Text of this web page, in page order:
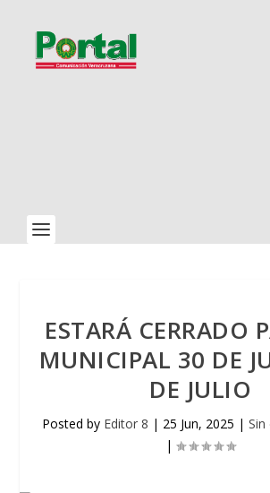
ESTARÁ CERRADO
MUNICIPAL 30 DE
DE JULIO
Posted by Editor 8 | 25 Jun, 2025 | Sin
|